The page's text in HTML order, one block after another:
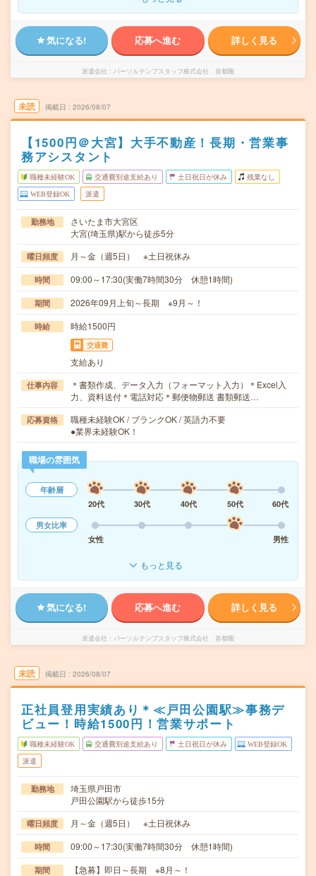
気になる! 応募へ進む 詳しく見る
派遣会社 パーソルテンプスタッフ株式会社 首都圏
未読 掲載日 2026/08/07
【1500円＠大宮】大手不動産！長期・営業事
務アシスタント
職種未経験OK 交通費別途支給あり 土日祝日が休み 残業なし
WEB登録OK 派遣
勤務地
さいたま市大宮区
大宮(埼玉県)駅から徒歩5分
曜日頻度 月～金（週5日） ※土日祝休み
時間 09:00～17:30(実働7時間30分 休憩1時間)
期間 2026年09月上旬～長期 ※9月～！
時給 時給1500円
交通費
支給あり
仕事内容
＊書類作成、データ入力（フォーマット入力）＊Excel入
力、資料送付＊電話対応＊郵便物郵送 書類郵送…
応募資格
職種未経験OK / ブランクOK / 英語力不要
●業界未経験OK！
職場の雰囲気
年齢層
20代
30代 40代 50代
60代
男女比率
女性
男性
もっと見る
気になる! 応募へ進む 詳しく見る
派遣会社 パーソルテンプスタッフ株式会社 首都圏
未読 掲載日 2026/08/07
正社員登用実績あり＊≪戸田公園駅≫事務デ
ビュー！時給1500円！営業サポート
職種未経験OK 交通費別途支給あり 土日祝日が休み WEB登録OK
派遣
勤務地
埼玉県戸田市
戸田公園駅から徒歩15分
曜日頻度 月～金（週5日） ※土日祝休み
時間 09:00～17:30(実働7時間30分 休憩1時間)
期間 【急募】即日～長期 ※8月～！